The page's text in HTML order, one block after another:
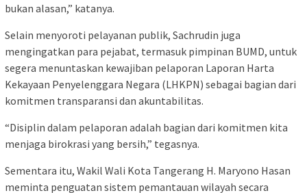
bukan alasan,” katanya.
Selain menyoroti pelayanan publik, Sachrudin juga
mengingatkan para pejabat, termasuk pimpinan BUMD, untuk
segera menuntaskan kewajiban pelaporan Laporan Harta
Kekayaan Penyelenggara Negara (LHKPN) sebagai bagian dari
komitmen transparansi dan akuntabilitas.
“Disiplin dalam pelaporan adalah bagian dari komitmen kita
menjaga birokrasi yang bersih,” tegasnya.
Sementara itu, Wakil Wali Kota Tangerang H. Maryono Hasan
meminta penguatan sistem pemantauan wilayah secara